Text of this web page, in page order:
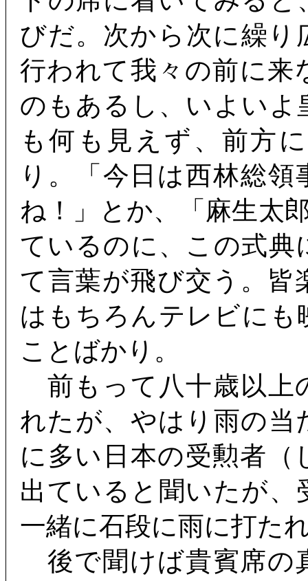
びだ。次から次に繰り
行われて我々の前に来
のもあるし、いよいよ
も何も見えず、前方
り。「今日は西林総
ね！」とか、「麻生太
ているのに、この式典
て言葉が飛び交う。皆
はもちろんテレビに
ことばかり。
前もって八十歳以上
れたが、やはり雨の当
に多い日本の受勲者
出ていると聞いたが
一緒に石段に雨に打た
後で聞けば貴賓席の